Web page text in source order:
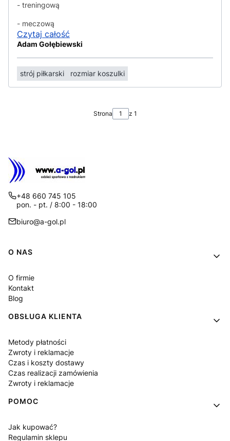
- treningową
- meczową
Czytaj całość
Adam Gołębiewski
strój piłkarski rozmiar koszulki
Strona z 1
+48 660 745 105
pon. - pt. / 8:00 - 18:00
biuro@a-gol.pl
Linki w stopce
O NAS
O firmie
Kontakt
Blog
OBSŁUGA KLIENTA
Metody płatności
Zwroty i reklamacje
Czas i koszty dostawy
Czas realizacji zamówienia
Zwroty i reklamacje
POMOC
Jak kupować?
Regulamin sklepu